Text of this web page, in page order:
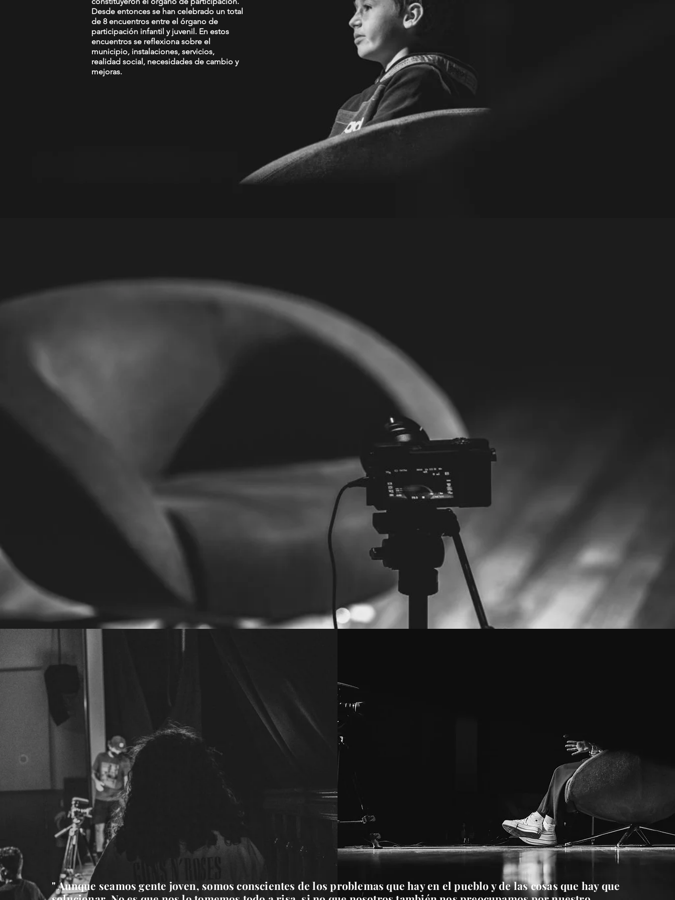
Desde entonces se han celebrado un total
de 8 encuentros entre el órgano de
participación infantil y juvenil. En estos
encuentros se reflexiona sobre el
municipio, instalaciones, servicios,
realidad social, necesidades de cambio y
mejoras.
" Aunque seamos gente joven, somos conscientes de los problemas que hay en el pueblo y de las cosas que hay que